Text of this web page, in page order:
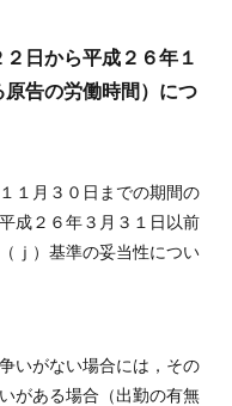
日から平成２６年１
告の労働時間）につ
１月３０日までの期間の
成２６年３月３１日以前
ｊ）基準の妥当性につい
いがない場合には，その
がある場合（出勤の有無